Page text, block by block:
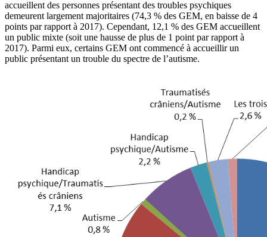
accueillent des personnes présentant des troubles psychiques
demeurent largement majoritaires (74,3 % des GEM, en baisse de 4
points par rapport à 2017). Cependant, 12,1 % des GEM accueillent
un public mixte (soit une hausse de plus de 1 point par rapport à
2017). Parmi eux, certains GEM ont commencé à accueillir un
public présentant un trouble du spectre de l’autisme.